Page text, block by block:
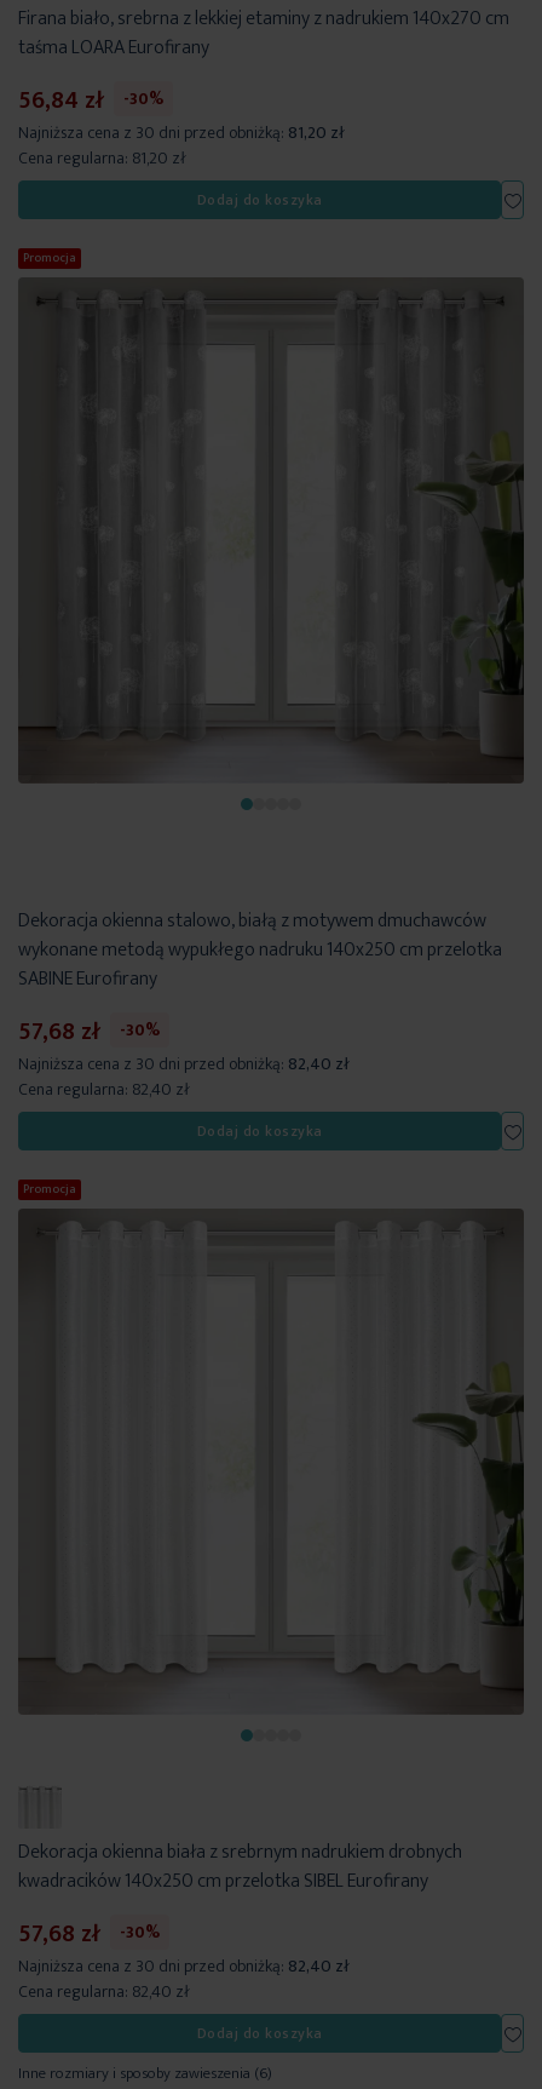
Firana biało, srebrna z lekkiej etaminy z nadrukiem 140x270 cm
taśma LOARA Eurofirany
56,84 zł
-30%
Najniższa cena z 30 dni przed obniżką: 81,20 zł
Cena regularna: 81,20 zł
Dodaj do koszyka
Promocja
Dekoracja okienna stalowo, białą z motywem dmuchawców
wykonane metodą wypukłego nadruku 140x250 cm przelotka
SABINE Eurofirany
57,68 zł
-30%
Najniższa cena z 30 dni przed obniżką: 82,40 zł
Cena regularna: 82,40 zł
Dodaj do koszyka
Promocja
Dekoracja okienna biała z srebrnym nadrukiem drobnych
kwadracików 140x250 cm przelotka SIBEL Eurofirany
57,68 zł
-30%
Najniższa cena z 30 dni przed obniżką: 82,40 zł
Cena regularna: 82,40 zł
Dodaj do koszyka
Inne rozmiary i sposoby zawieszenia (6)